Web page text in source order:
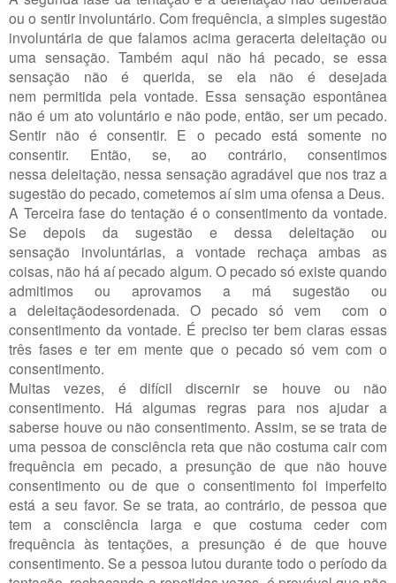
ou o sentir involuntário. Com frequência, a simples sugestão
involuntária de que falamos acima geracerta deleitação ou
uma sensação. Também aqui não há pecado, se essa
sensação não é querida, se ela não é desejada
nem permitida pela vontade. Essa sensação espontânea
não é um ato voluntário e não pode, então, ser um pecado.
Sentir não é consentir. E o pecado está somente no
consentir. Então, se, ao contrário, consentimos
nessa deleitação, nessa sensação agradável que nos traz a
sugestão do pecado, cometemos aí sim uma ofensa a Deus.
A Terceira fase do tentação é o consentimento da vontade.
Se depois da sugestão e dessa deleitação ou
sensação involuntárias, a vontade rechaça ambas as
coisas, não há aí pecado algum. O pecado só existe quando
admitimos ou aprovamos a má sugestão ou
a deleitaçãodesordenada. O pecado só vem com o
consentimento da vontade. É preciso ter bem claras essas
três fases e ter em mente que o pecado só vem com o
consentimento.
Muitas vezes, é difícil discernir se houve ou não
consentimento. Há algumas regras para nos ajudar a
saberse houve ou não consentimento. Assim, se se trata de
uma pessoa de consciência reta que não costuma cair com
frequência em pecado, a presunção de que não houve
consentimento ou de que o consentimento foi imperfeito
está a seu favor. Se se trata, ao contrário, de pessoa que
tem a consciência larga e que costuma ceder com
frequência às tentações, a presunção é de que houve
consentimento. Se a pessoa lutou durante todo o período da